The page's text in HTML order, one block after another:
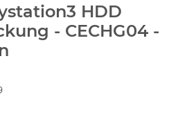
HDD
- CECHG04 -